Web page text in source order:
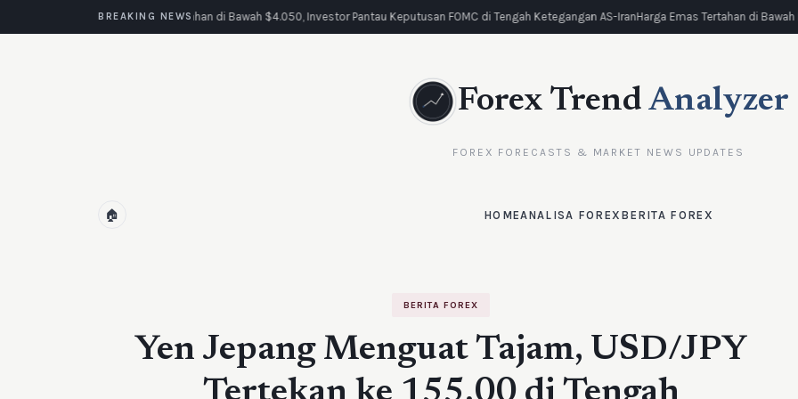
BREAKING NEWS
Emas Tertahan di Bawah $4.050, Investor Pantau Keputusan FOMC di Tengah Ketegangan AS-IranHarga Emas Tertahan di Bawah
Forex Trend Analyzer
FOREX FORECASTS & MARKET NEWS UPDATES
🏠 HOMEANALISA FOREX BERITA FOREX
BERITA FOREX
Yen Jepang Menguat Tajam, USD/JPY